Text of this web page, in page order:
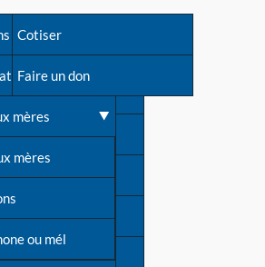
d'allaitement ?
?
l'allaitement
d'aide?
de tous les
presse
de presse
LLL
mères
mères
ou mél
Cotiser
Faire un don